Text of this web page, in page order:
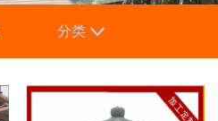
分类